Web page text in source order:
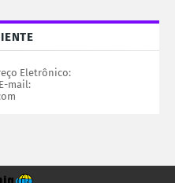
Eletrônico:
mail: